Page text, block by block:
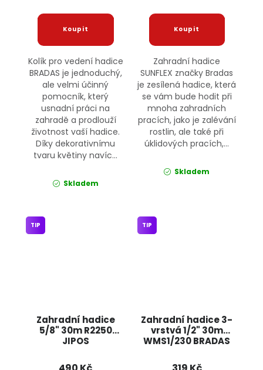
Kolík pro vedení hadice
BRADAS je jednoduchý,
ale velmi účinný
pomocník, který
usnadní práci na
zahradě a prodlouží
životnost vaší hadice.
Díky dekorativnímu
tvaru květiny navíc...
Skladem
Zahradní hadice
SUNFLEX značky Bradas
je zesílená hadice, která
se vám bude hodit při
mnoha zahradních
pracích, jako je zalévání
rostlin, ale také při
úklidových pracích,...
Skladem
Zahradní hadice
5/8" 30m R2250
JIPOS
TIP
Zahradní hadice 3-
vrstvá 1/2" 30m
WMS1/230 BRADAS
TIP